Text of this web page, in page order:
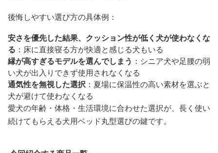
後悔しやすい選び方の具体例：
安さを優先した結果、クッション性が低く犬が使わなくな
る ：床に直接寝る方が快適と感じる犬もいる
縁が高すぎるモデルを選んでしまう ：シニア犬や足腰の弱
い犬が出入りできず使用されなくなる
通気性を無視した選択 ：夏場に保温性の高い素材を選ぶと
犬が避けて使わなくなる
愛犬の年齢・体格・生活環境に合わせた選択が、長く使い
続けてもらえる犬用ベッド丸型選びの鍵です。